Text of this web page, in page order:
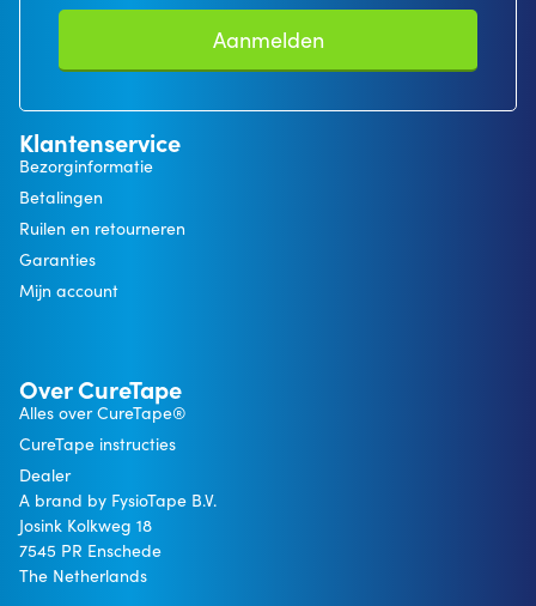
Aanmelden
Klantenservice
Bezorginformatie
Betalingen
Ruilen en retourneren
Garanties
Mijn account
Over CureTape
Alles over CureTape®
CureTape instructies
Dealer
A brand by FysioTape B.V.
Josink Kolkweg 18
7545 PR Enschede
The Netherlands